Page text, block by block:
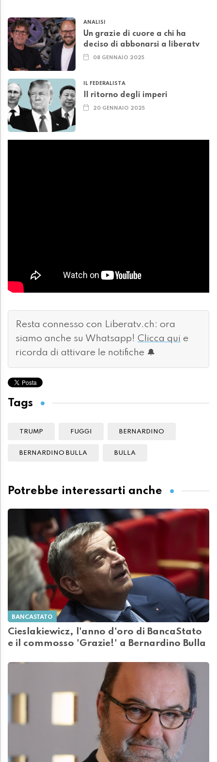
ANALISI
Un grazie di cuore a chi ha
deciso di abbonarsi a liberatv
08 GENNAIO 2025
IL FEDERALISTA
Il ritorno degli imperi
20 GENNAIO 2025
Resta connesso con Liberatv.ch: ora
siamo anche su Whatsapp! Clicca qui e
ricorda di attivare le notifiche 🔔
Tags
TRUMP FUGGI BERNARDINO
BERNARDINO BULLA BULLA
Potrebbe interessarti anche
BANCASTATO
Cieslakiewicz, l'anno d'oro di BancaStato
e il commosso 'Grazie!' a Bernardino Bulla